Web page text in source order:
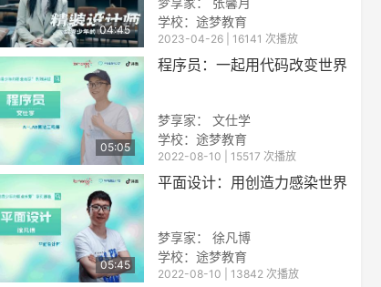
04:45
学校： 途梦教育
2023-04-26 | 16141 次播放
05:05
程序员：一起用代码改变世界
梦享家： 文仕学
学校： 途梦教育
2022-08-10 | 15517 次播放
05:45
平面设计：用创造力感染世界
梦享家： 徐凡博
学校： 途梦教育
2022-08-10 | 13842 次播放